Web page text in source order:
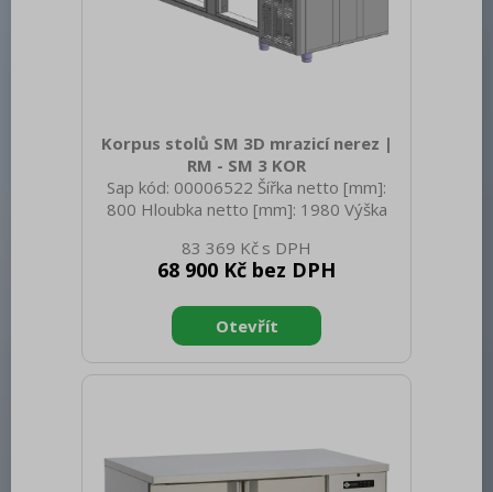
Korpus stolů SM 3D mrazicí nerez |
RM - SM 3 KOR
Sap kód: 00006522 Šířka netto [mm]:
800 Hloubka netto [mm]: 1980 Výška
110.00 Šířka brutto [mm]: 800 Hloubka
brutto [mm]: 1980 Výška brutto [mm]:
Materiál: Nerez
83 369 Kč
68 900 Kč bez DPH